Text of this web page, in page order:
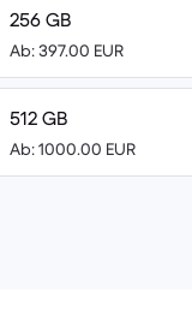
256 GB
Ab: 397.00 EUR
512 GB
Ab: 1000.00 EUR